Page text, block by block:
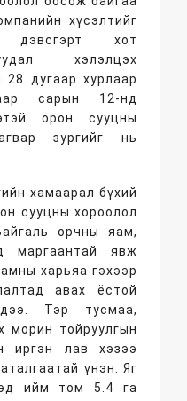
хүсэлтийг
дэвсгэрт хот
хэлэлцэх
дугаар хурлаар
сарын 12-нд
орон сууцны
зургийг нь
хамаарал бүхий
сууцны хороолол
орчны яам,
маргаантай явж
харьяа гэхээр
авах ёстой
Тэр тусмаа,
морин тойруулгын
иргэн лав хэзээ
үнэн. Яг
ийм том 5.4 га